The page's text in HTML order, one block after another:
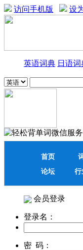
访问手机版 设
英语词典 日语词
首页
论坛
行
会员登录
登录名：
密 码：